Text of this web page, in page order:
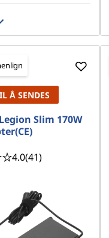
Å SENDES
Slim 170W
4.0(41)